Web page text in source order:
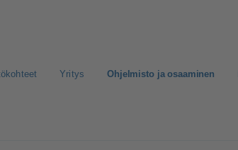
Yritys Ohjelmisto ja osaaminen